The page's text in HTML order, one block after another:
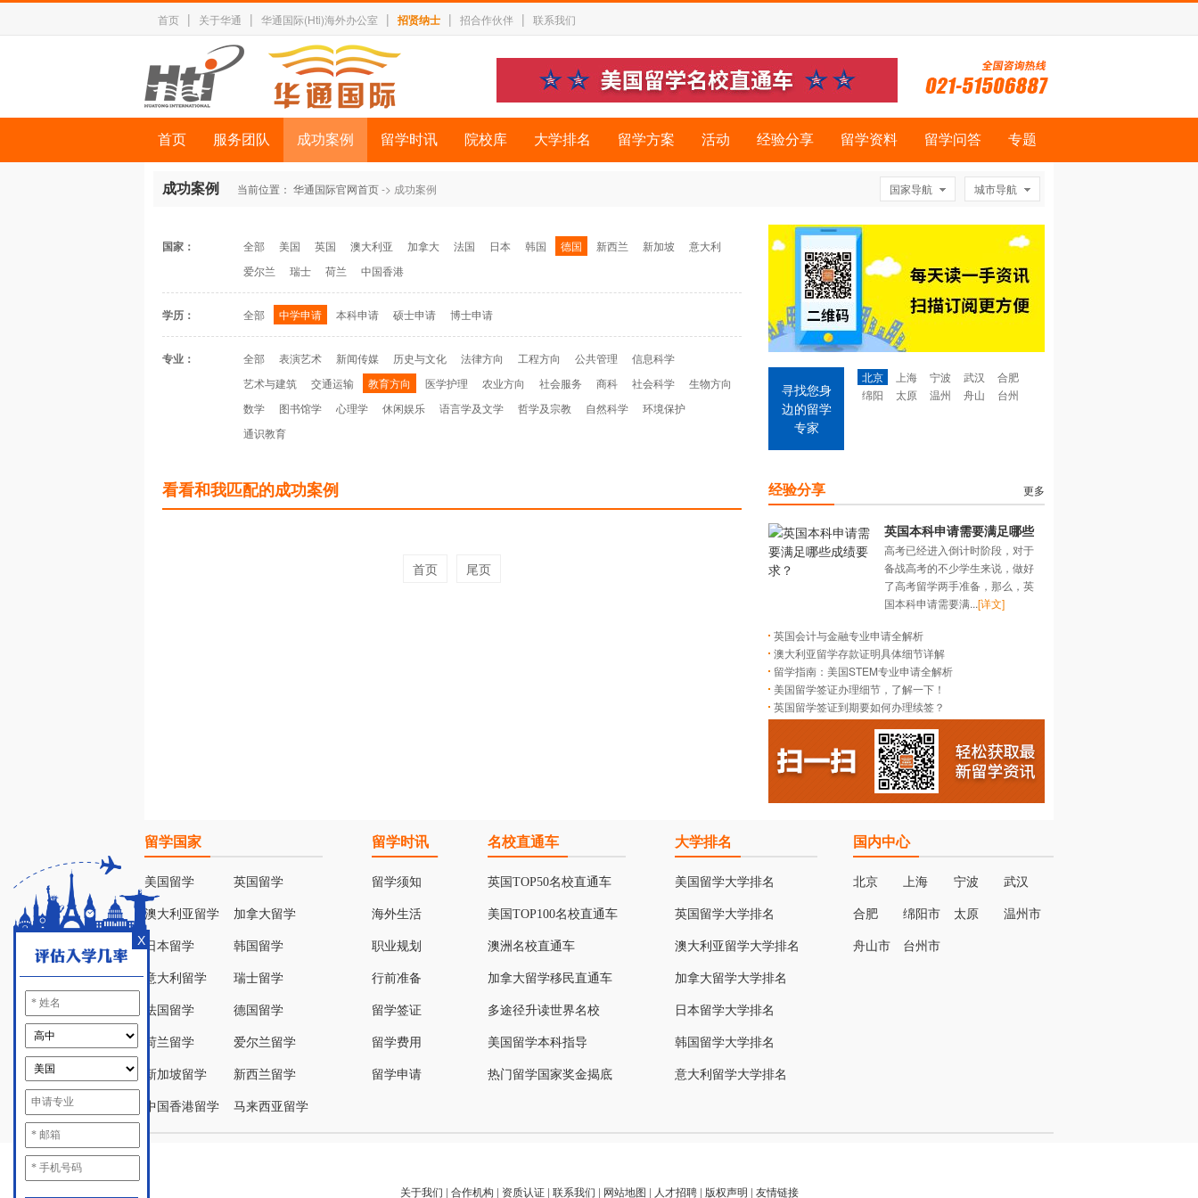
首页 | 关于华通 | 华通国际(Hti)海外办公室 | 招贤纳士 | 招合作伙伴 | 联系我们
首页 服务团队 成功案例 留学时讯 院校库 大学排名 留学方案 活动 经验分享 留学资料 留学问答 专题
成功案例 国家导航 城市导航
当前位置： 华通国际官网首页-> 成功案例
国家： 全部 美国 英国 澳大利亚 加拿大 法国 日本 韩国 德国 新西兰 新加坡
意大利
爱尔兰
瑞士 荷兰 中国香港
学历： 全部 中学申请 本科申请 硕士申请 博士申请
专业： 全部 表演艺术 新闻传媒 历史与文化 法律方向 工程方向 公共管理
信息科学
艺术与建筑
交通运输 教育方向 医学护理 农业方向 社会服务 商科 社会科学
生物方向
数学
图书馆学 心理学 休闲娱乐 语言学及文学 哲学及宗教 自然科学
环境保护
通识教育
看看和我匹配的成功案例
首页 尾页
寻找您身
边的留学
专家
北京 上海 宁波 武汉
合肥
绵阳
太原 温州 舟山 台州
经验分享 更多
英国本科申请需要满足哪些
成绩要求？
高考已经进入倒计时阶段，对于
备战高考的不少学生来说，做好
了高考留学两手准备，那么，英
国本科申请需要满...[详文]
英国会计与金融专业申请全解析
澳大利亚留学存款证明具体细节详解
留学指南：美国STEM专业申请全解析
美国留学签证办理细节，了解一下！
英国留学签证到期要如何办理续签？
X
留学国家
美国留学 英国留学
澳大利亚留学 加拿大留学
日本留学 韩国留学
意大利留学 瑞士留学
法国留学 德国留学
荷兰留学 爱尔兰留学
新加坡留学 新西兰留学
中国香港留学 马来西亚留学
留学时讯
留学须知
海外生活
职业规划
行前准备
留学签证
留学费用
留学申请
名校直通车
英国TOP50名校直通车
美国TOP100名校直通车
澳洲名校直通车
加拿大留学移民直通车
多途径升读世界名校
美国留学本科指导
热门留学国家奖金揭底
大学排名
美国留学大学排名
英国留学大学排名
澳大利亚留学大学排名
加拿大留学大学排名
日本留学大学排名
韩国留学大学排名
意大利留学大学排名
国内中心
北京 上海 宁波 武汉
合肥 绵阳市 太原 温州市
舟山市 台州市
关于我们 | 合作机构 | 资质认证| 联系我们 | 网站地图 | 人才招聘| 版权声明 | 友情链接